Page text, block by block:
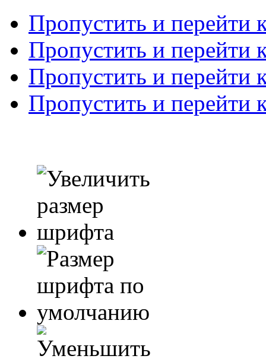
Пропустить и перейти
Пропустить и перейти
Пропустить и перейти
Пропустить и перейти